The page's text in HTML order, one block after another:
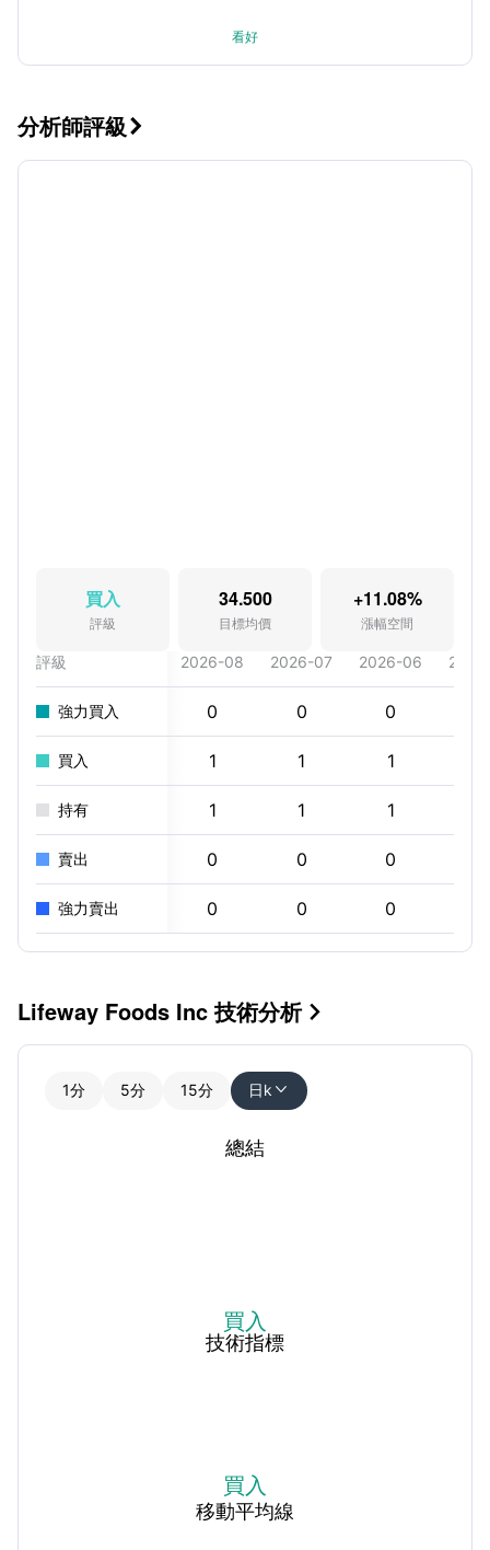
看好
分析師評級 
買入
評級
34.500
目標均價
+11.08%
漲幅空間
評級 2026-08 2026-07 2026-06
強力買入 0 0 0
買入 1 1 1
持有 1 1 1
賣出 0 0 0
強力賣出 0 0 0
Lifeway Foods Inc 技術分析 
1分 5分 15分 日k 
技術指標
買入
總結
買入
移動平均線